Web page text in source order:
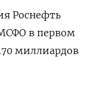
Роснефть
в первом
миллиардов